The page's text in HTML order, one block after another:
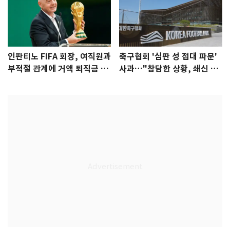
인판티노 FIFA 회장, 여직원과
부적절 관계에 거액 퇴직금 지
축구협회 '심판 성 접대 파문'
사과…"참담한 상황, 쇄신 약